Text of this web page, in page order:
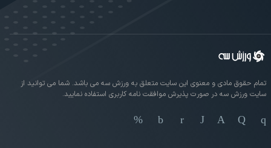
تمام حقوق مادی و معنوی این سایت متعلق به ورزش سه می باشد. شما می توانید از
سایت ورزش سه در صورت پذیرش موافقت نامه کاربری استفاده نمایید.